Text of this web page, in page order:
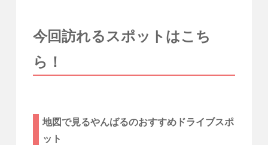
今回訪れるスポットはこち
ら！
地図で見るやんばるのおすすめドライブスポ
ット